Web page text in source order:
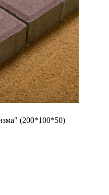
(200*100*50)